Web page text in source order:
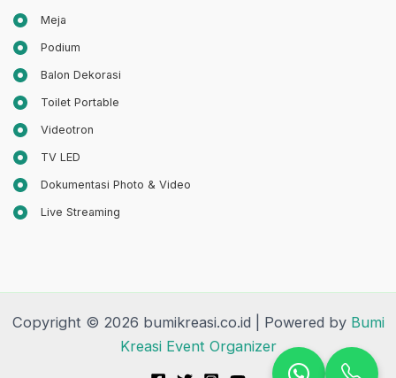
Meja
Podium
Balon Dekorasi
Toilet Portable
Videotron
TV LED
Dokumentasi Photo & Video
Live Streaming
Copyright © 2026 bumikreasi.co.id | Powered by Bumi
Kreasi Event Organizer